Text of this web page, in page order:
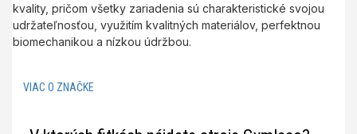
kvality, pričom všetky zariadenia sú charakteristické svojou
udržateľnosťou, využitím kvalitných materiálov, perfektnou
biomechanikou a nízkou údržbou.
VIAC O ZNAČKE